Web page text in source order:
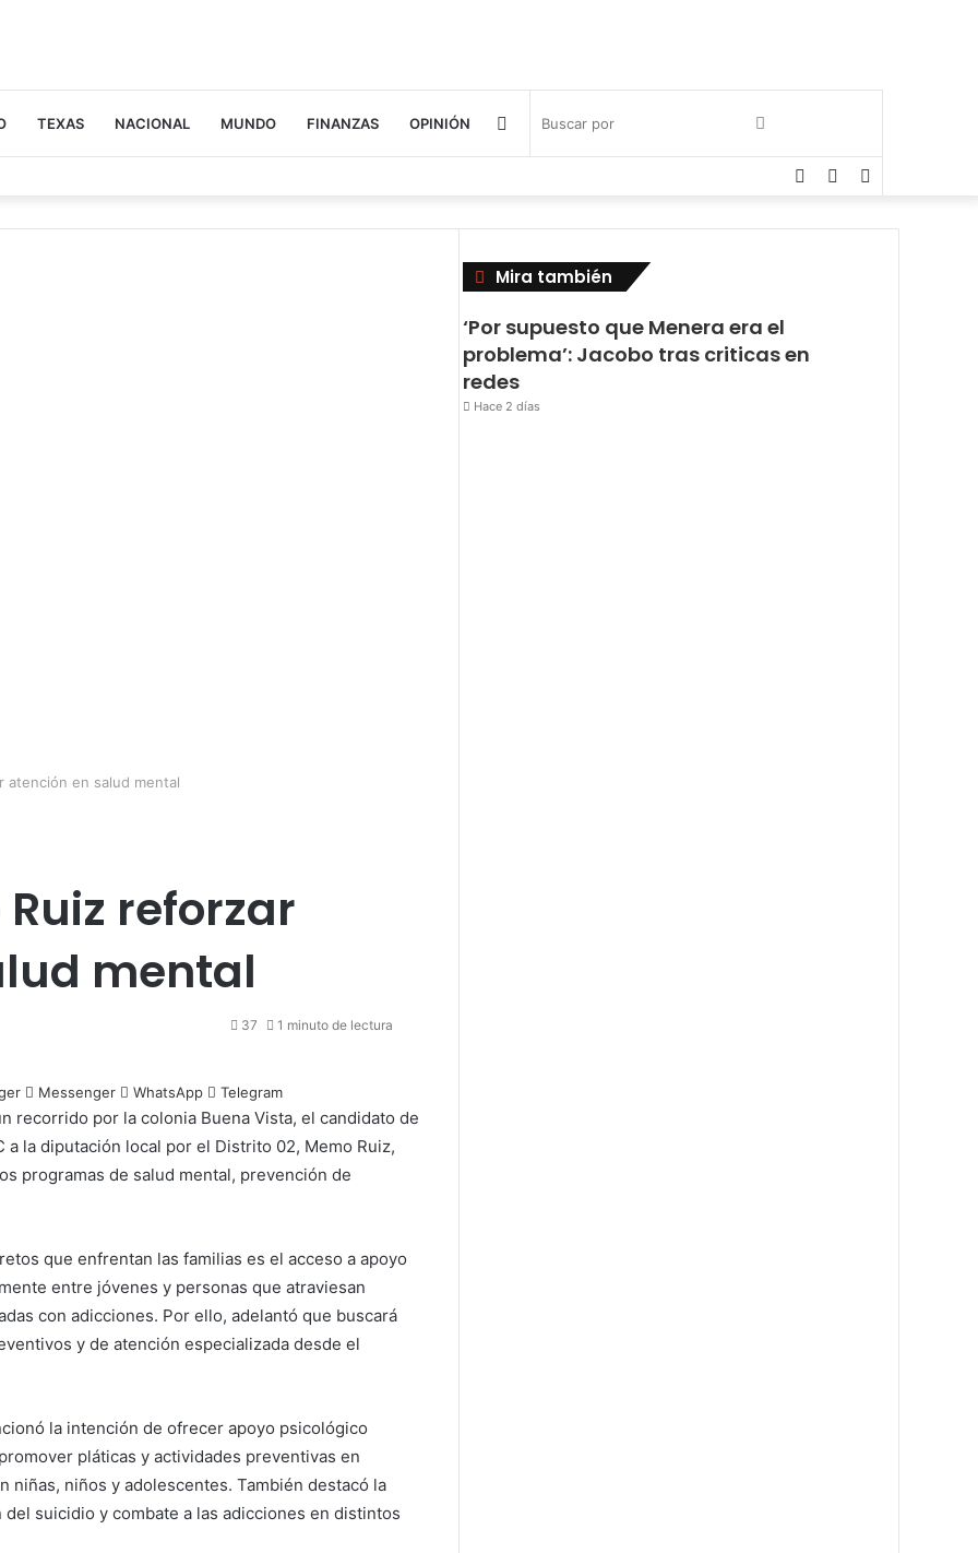
TEXAS NACIONAL MUNDO FINANZAS OPINIÓN Buscar
Publicación
Twitter
Facebook
atención en salud mental
reforzar
mental
37 1 minuto de lectura
Messenger WhatsApp Telegram
recorrido por la colonia Buena Vista, el candidato de
a la diputación local por el Distrito 02, Memo Ruiz,
programas de salud mental, prevención de
que enfrentan las familias es el acceso a apoyo
entre jóvenes y personas que atraviesan
con adicciones. Por ello, adelantó que buscará
y de atención especializada desde el
la intención de ofrecer apoyo psicológico
pláticas y actividades preventivas en
niñas, niños y adolescentes. También destacó la
suicidio y combate a las adicciones en distintos
Mira también
Cerrar
‘Por supuesto que Menera era el
problema’: Jacobo tras criticas en
redes
Hace 2 días